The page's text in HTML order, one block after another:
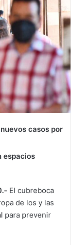
casos por
espacios
El cubreboca
de los y las
para prevenir